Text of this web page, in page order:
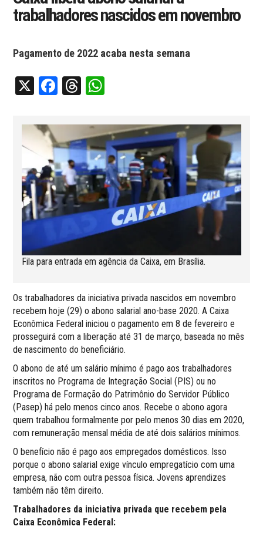
trabalhadores nascidos em novembro
Pagamento de 2022 acaba nesta semana
X Facebook
Threads
Fila para entrada em agência da Caixa, em Brasília.
Os trabalhadores da iniciativa privada nascidos em novembro
recebem hoje (29) o abono salarial ano-base 2020. A Caixa
Econômica Federal iniciou o pagamento em 8 de fevereiro e
prosseguirá com a liberação até 31 de março, baseada no mês
de nascimento do beneficiário.
O abono de até um salário mínimo é pago aos trabalhadores
inscritos no Programa de Integração Social (PIS) ou no
Programa de Formação do Patrimônio do Servidor Público
(Pasep) há pelo menos cinco anos. Recebe o abono agora
quem trabalhou formalmente por pelo menos 30 dias em 2020,
com remuneração mensal média de até dois salários mínimos.
O benefício não é pago aos empregados domésticos. Isso
porque o abono salarial exige vínculo empregatício com uma
empresa, não com outra pessoa física. Jovens aprendizes
também não têm direito.
Trabalhadores da iniciativa privada que recebem pela
Caixa Econômica Federal: